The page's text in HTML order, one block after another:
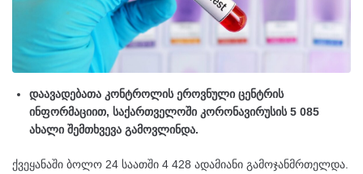
დაავადებათა კონტროლის ეროვნული ცენტრის
ინფორმაციით, საქართველოში კორონავირუსის 5 085
ახალი შემთხვევა გამოვლინდა.
ქვეყანაში ბოლო 24 საათში 4 428 ადამიანი გამოჯანმრთელდა.